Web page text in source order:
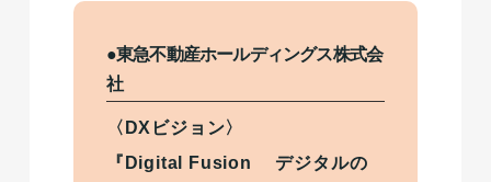
●東急不動産ホールディングス株式会
社
〈DXビジョン〉
『Digital Fusion デジタルの